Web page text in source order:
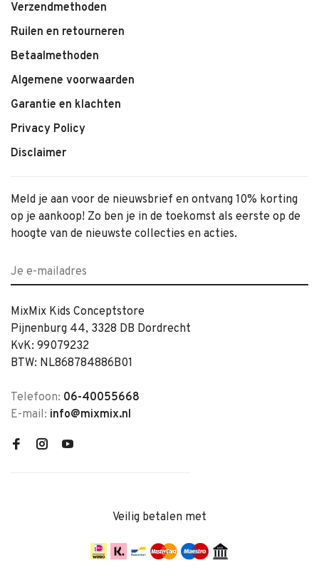
Verzendmethoden
Ruilen en retourneren
Betaalmethoden
Algemene voorwaarden
Garantie en klachten
Privacy Policy
Disclaimer
Meld je aan voor de nieuwsbrief en ontvang 10% korting
op je aankoop! Zo ben je in de toekomst als eerste op de
hoogte van de nieuwste collecties en acties.
MixMix Kids Conceptstore
Pijnenburg 44, 3328 DB Dordrecht
KvK: 99079232
BTW: NL868784886B01
Telefoon: 06-40055668
E-mail: info@mixmix.nl
Veilig betalen met